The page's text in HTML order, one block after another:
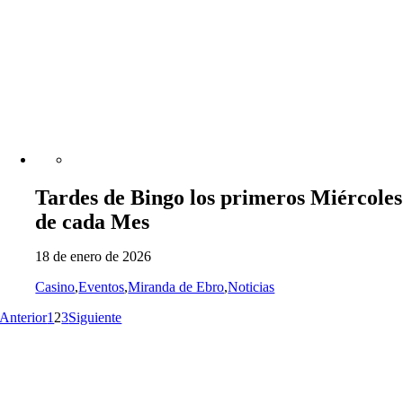
Tardes de Bingo los primeros Miércoles
de cada Mes
18 de enero de 2026
Casino,Eventos,Miranda de Ebro,Noticias
Anterior1 23Siguiente